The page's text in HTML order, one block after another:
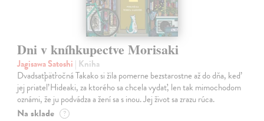
Dni v kníhkupectve Morisaki
Jagisawa Satoshi | Kniha
Dvadsaťpäťročná Takako si žila pomerne bezstarostne až do dňa, keď
jej priateľ Hideaki, za ktorého sa chcela vydať, len tak mimochodom
oznámi, že ju podvádza a žení sa s inou. Jej život sa zrazu rúca.
Na sklade ?